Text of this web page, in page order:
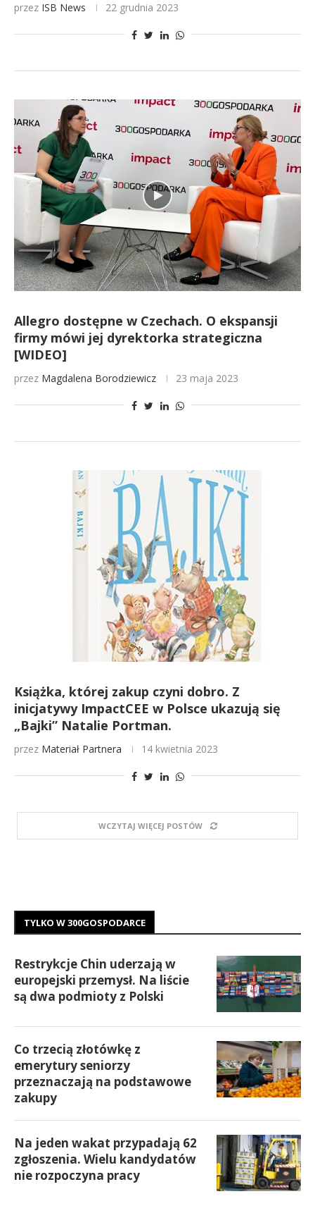
przez ISB News 22 grudnia 2023
Allegro dostępne w Czechach. O ekspansji
firmy mówi jej dyrektorka strategiczna
[WIDEO]
przez Magdalena Borodziewicz 23 maja 2023
Książka, której zakup czyni dobro. Z
inicjatywy ImpactCEE w Polsce ukazują się
„Bajki” Natalie Portman.
przez Materiał Partnera 14 kwietnia 2023
WCZYTAJ WIĘCEJ POSTÓW
TYLKO W 300GOSPODARCE
Restrykcje Chin uderzają w
europejski przemysł. Na liście
są dwa podmioty z Polski
Co trzecią złotówkę z
emerytury seniorzy
przeznaczają na podstawowe
zakupy
Na jeden wakat przypadają 62
zgłoszenia. Wielu kandydatów
nie rozpoczyna pracy